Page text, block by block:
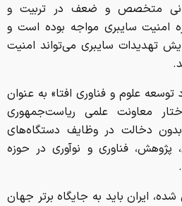
متخصص و ضعف در تربیت و
امنیت سایبری مواجه بوده است و
تهدیدات سایبری می‌تواند امنیت
علوم و فناوری افتا» به عنوان
معاونت علمی ریاست‌جمهوری
دخالت در وظایف دستگاه‌های
پژوهش، فناوری و نوآوری در حوزه
ایران باید به جایگاه برتر جهان